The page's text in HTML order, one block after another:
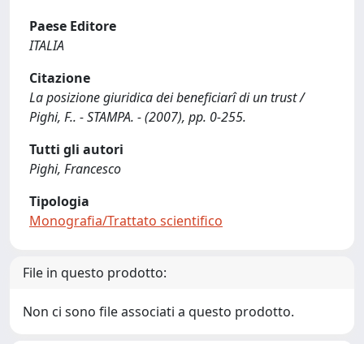
Paese Editore
ITALIA
Citazione
La posizione giuridica dei beneficiarî di un trust /
Pighi, F.. - STAMPA. - (2007), pp. 0-255.
Tutti gli autori
Pighi, Francesco
Tipologia
Monografia/Trattato scientifico
File in questo prodotto:
Non ci sono file associati a questo prodotto.